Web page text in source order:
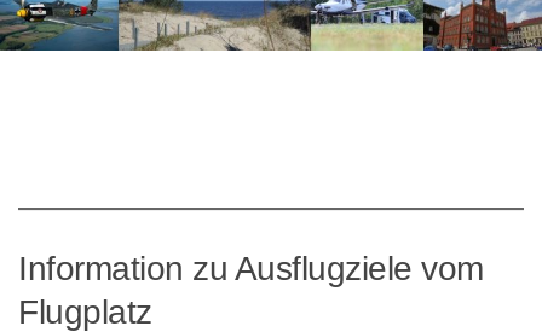
Information zu Ausflugziele vom
Flugplatz